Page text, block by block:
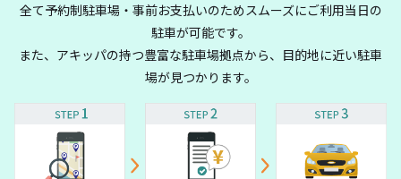
全て予約制駐車場・事前お支払いのためスムーズにご利用当日の
駐車が可能です。
また、アキッパの持つ豊富な駐車場拠点から、目的地に近い駐車
場が見つかります。